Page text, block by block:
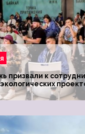
призвали к